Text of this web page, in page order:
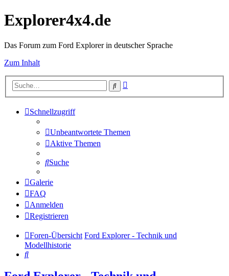
Explorer4x4.de
Das Forum zum Ford Explorer in deutscher Sprache
Zum Inhalt
Suche
Schnellzugriff
Unbeantwortete Themen
Aktive Themen
Suche
Galerie
FAQ
Anmelden
Registrieren
Foren-Übersicht Ford Explorer - Technik und
Modellhistorie
Suche